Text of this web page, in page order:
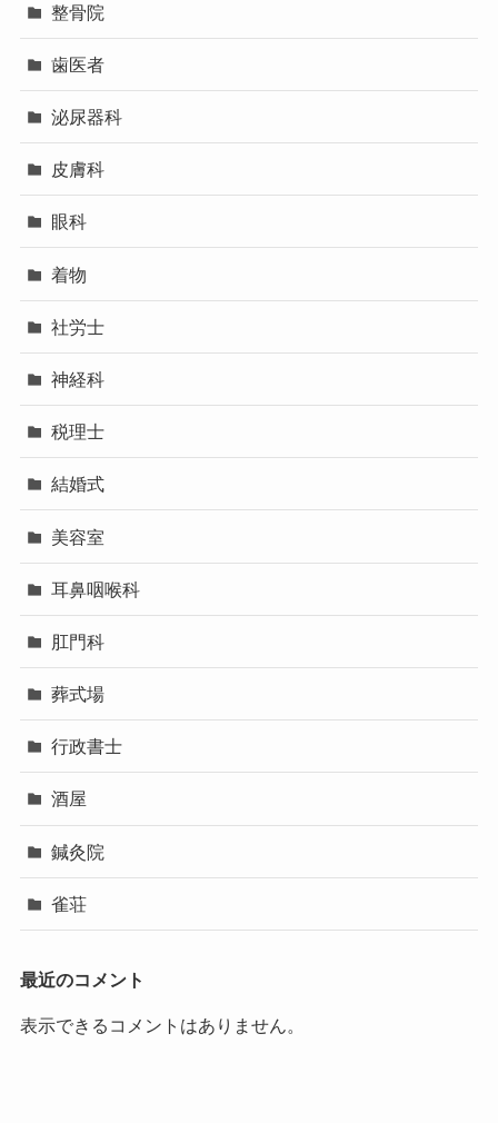
整骨院
歯医者
泌尿器科
皮膚科
眼科
着物
社労士
神経科
税理士
結婚式
美容室
耳鼻咽喉科
肛門科
葬式場
行政書士
酒屋
鍼灸院
雀荘
最近のコメント
表示できるコメントはありません。